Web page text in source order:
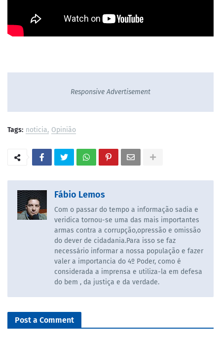
Responsive Advertisement
Tags: noticia Opinião
Fábio Lemos
Com o passar do tempo a informação sadia e
veridica tornou-se uma das mais importantes
armas contra a corrupção,opressão e omissão
do dever de cidadania.Para isso se faz
necessário informar a nossa população e fazer
valer a importancia do 4º Poder, como é
considerada a imprensa e utiliza-la em defesa
do bem , da justiça e da verdade.
Post a Comment